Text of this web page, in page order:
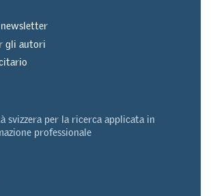
gli autori
svizzera per la ricerca applicata in
professionale